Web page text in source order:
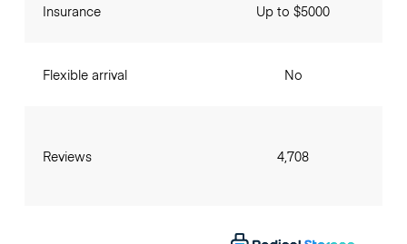
Insurance
Flexible arrival
Reviews
Up to $5000
No
4,708